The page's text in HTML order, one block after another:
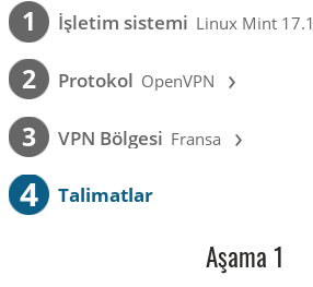
1 İşletim sistemi Linux Mint 17.1
2 Protokol OpenVPN ›
3 VPN Bölgesi Fransa ›
4 Talimatlar
Aşama 1